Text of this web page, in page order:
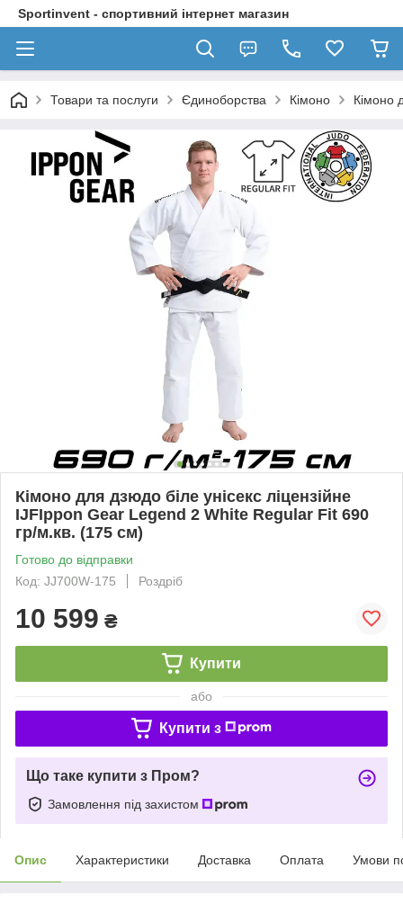
Sportinvent - спортивний інтернет магазин
Товари та послуги Єдиноборства Кімоно Кімоно
Кімоно для дзюдо біле унісекс ліцензійне
IJFIppon Gear Legend 2 White Regular Fit 690
гр/м.кв. (175 см)
Готово до відправки
Код: JJ700W-175
Роздріб
10 599 ₴
Купити
або
Купити з
Що таке купити з Пром?
Замовлення під захистом
Опис Характеристики Доставка Оплата Умови